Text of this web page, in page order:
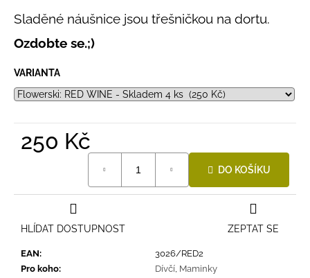
Sladěné náušnice jsou třešničkou na dortu.
Ozdobte se.;)
VARIANTA
250 Kč
DO KOŠÍKU
EAN:
3026/RED2
Pro koho: Dívčí, Maminky
ZEPTAT SE
HLÍDAT DOSTUPNOST
30
BÍLÝ
395